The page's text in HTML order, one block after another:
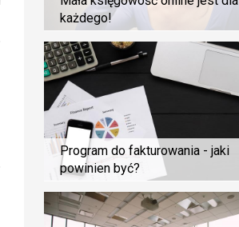
każdego!
Program do fakturowania - jaki
powinien być?